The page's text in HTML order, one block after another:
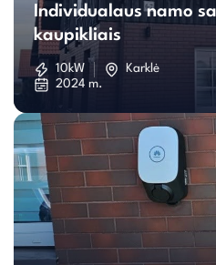
Individualaus namo
kaupikliais
10kW
Karklė
2024 m.